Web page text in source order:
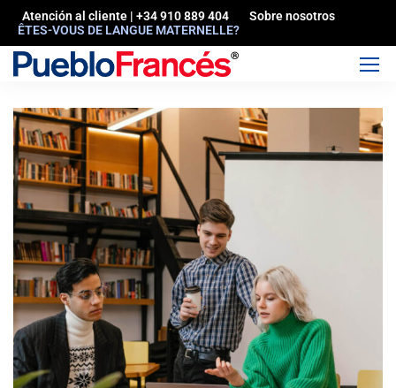
Atención al cliente | +34 910 889 404
Sobre nosotros
ÊTES-VOUS DE LANGUE MATERNELLE?